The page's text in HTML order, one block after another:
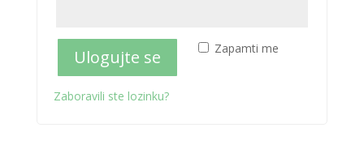
Zapamti me
Ulogujte se
Zaboravili ste lozinku?